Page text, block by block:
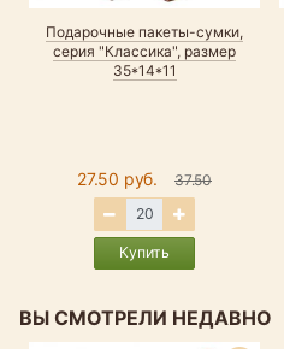
Подарочные пакеты-сумки,
серия "Классика", размер
35*14*11
27.50 руб. 37.50
Купить
ВЫ СМОТРЕЛИ НЕДАВНО